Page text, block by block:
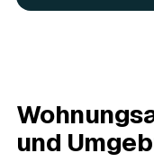
lassen sich
Steuer absetzen,
Umständen als
und